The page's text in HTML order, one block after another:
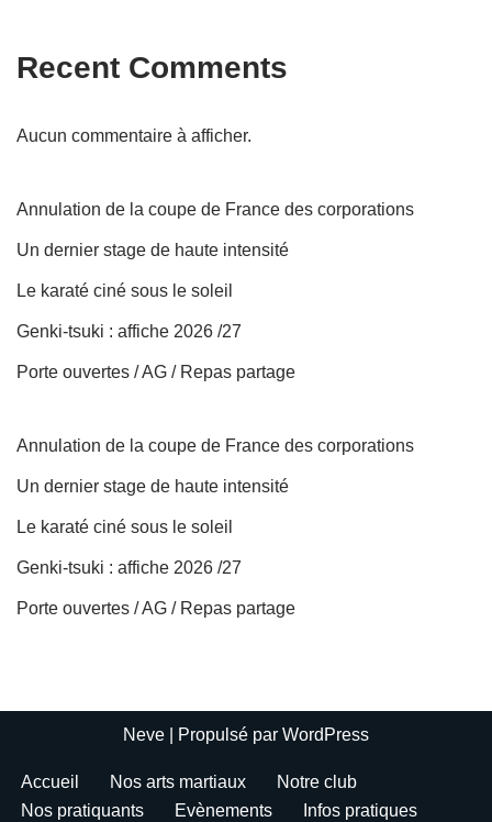
Recent Comments
Aucun commentaire à afficher.
Annulation de la coupe de France des corporations
Un dernier stage de haute intensité
Le karaté ciné sous le soleil
Genki-tsuki : affiche 2026 /27
Porte ouvertes / AG / Repas partage
Annulation de la coupe de France des corporations
Un dernier stage de haute intensité
Le karaté ciné sous le soleil
Genki-tsuki : affiche 2026 /27
Porte ouvertes / AG / Repas partage
Neve | Propulsé par WordPress
Accueil Nos arts martiaux
Notre club
Nos pratiquants
Evènements Infos pratiques